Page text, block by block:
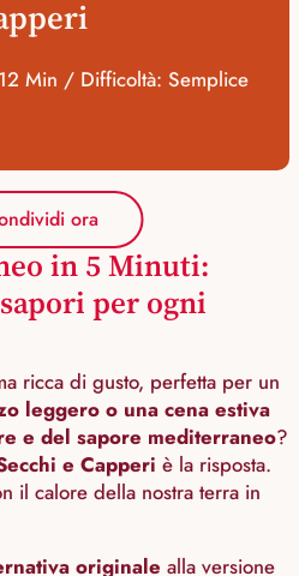
Min / Difficoltà: Semplice
ora
in 5 Minuti:
per ogni
ricca di gusto, perfetta per un
leggero o una cena estiva
e del sapore mediterraneo?
e Capperi è la risposta.
il calore della nostra terra in
originale alla versione